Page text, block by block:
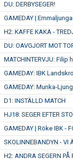
DU: DERBYSEGER!
GAMEDAY |
H2: KAFFE KAKA -
DU: OAVGJORT MOT
MATCHINTERVJU: Filip
GAMEDAY: IBK
GAMEDAY: Munka-
D1: INSTÄLLD MATCH
HJ18: SEGER EFTER
GAMEDAY | Röke IBK -
SKOLINNEBANDYN - VI
H2: ANDRA SEGERN PÅ